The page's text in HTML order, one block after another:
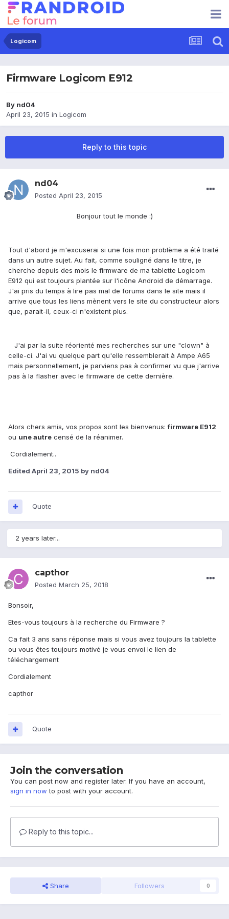
Logicom
Firmware Logicom E912
By nd04
April 23, 2015 in Logicom
Reply to this topic
nd04
Posted April 23, 2015
Bonjour tout le monde :)
Tout d'abord je m'excuserai si une fois mon problème a été traité
dans un autre sujet. Au fait, comme souligné dans le titre, je
cherche depuis des mois le firmware de ma tablette Logicom
E912 qui est toujours plantée sur l'icône Android de démarrage.
J'ai pris du temps à lire pas mal de forums dans le site mais il
arrive que tous les liens mènent vers le site du constructeur alors
que, parait-il, ceux-ci n'existent plus.
J'ai par la suite réorienté mes recherches sur une "clown" à
celle-ci. J'ai vu quelque part qu'elle ressemblerait à Ampe A65
mais personnellement, je parviens pas à confirmer vu que j'arrive
pas à la flasher avec le firmware de cette dernière.
Alors chers amis, vos propos sont les bienvenus:firmware E912
ou une autre censé de la réanimer.
Cordialement..
Edited April 23, 2015 by nd04
Quote
2 years later...
capthor
Posted March 25, 2018
Bonsoir,
Etes-vous toujours à la recherche du Firmware ?
Ca fait 3 ans sans réponse mais si vous avez toujours la tablette
ou vous êtes toujours motivé je vous envoi le lien de
téléchargement
Cordialement
capthor
Quote
Join the conversation
You can post now and register later. If you have an account,
sign in now to post with your account.
Reply to this topic...
Share Followers 0